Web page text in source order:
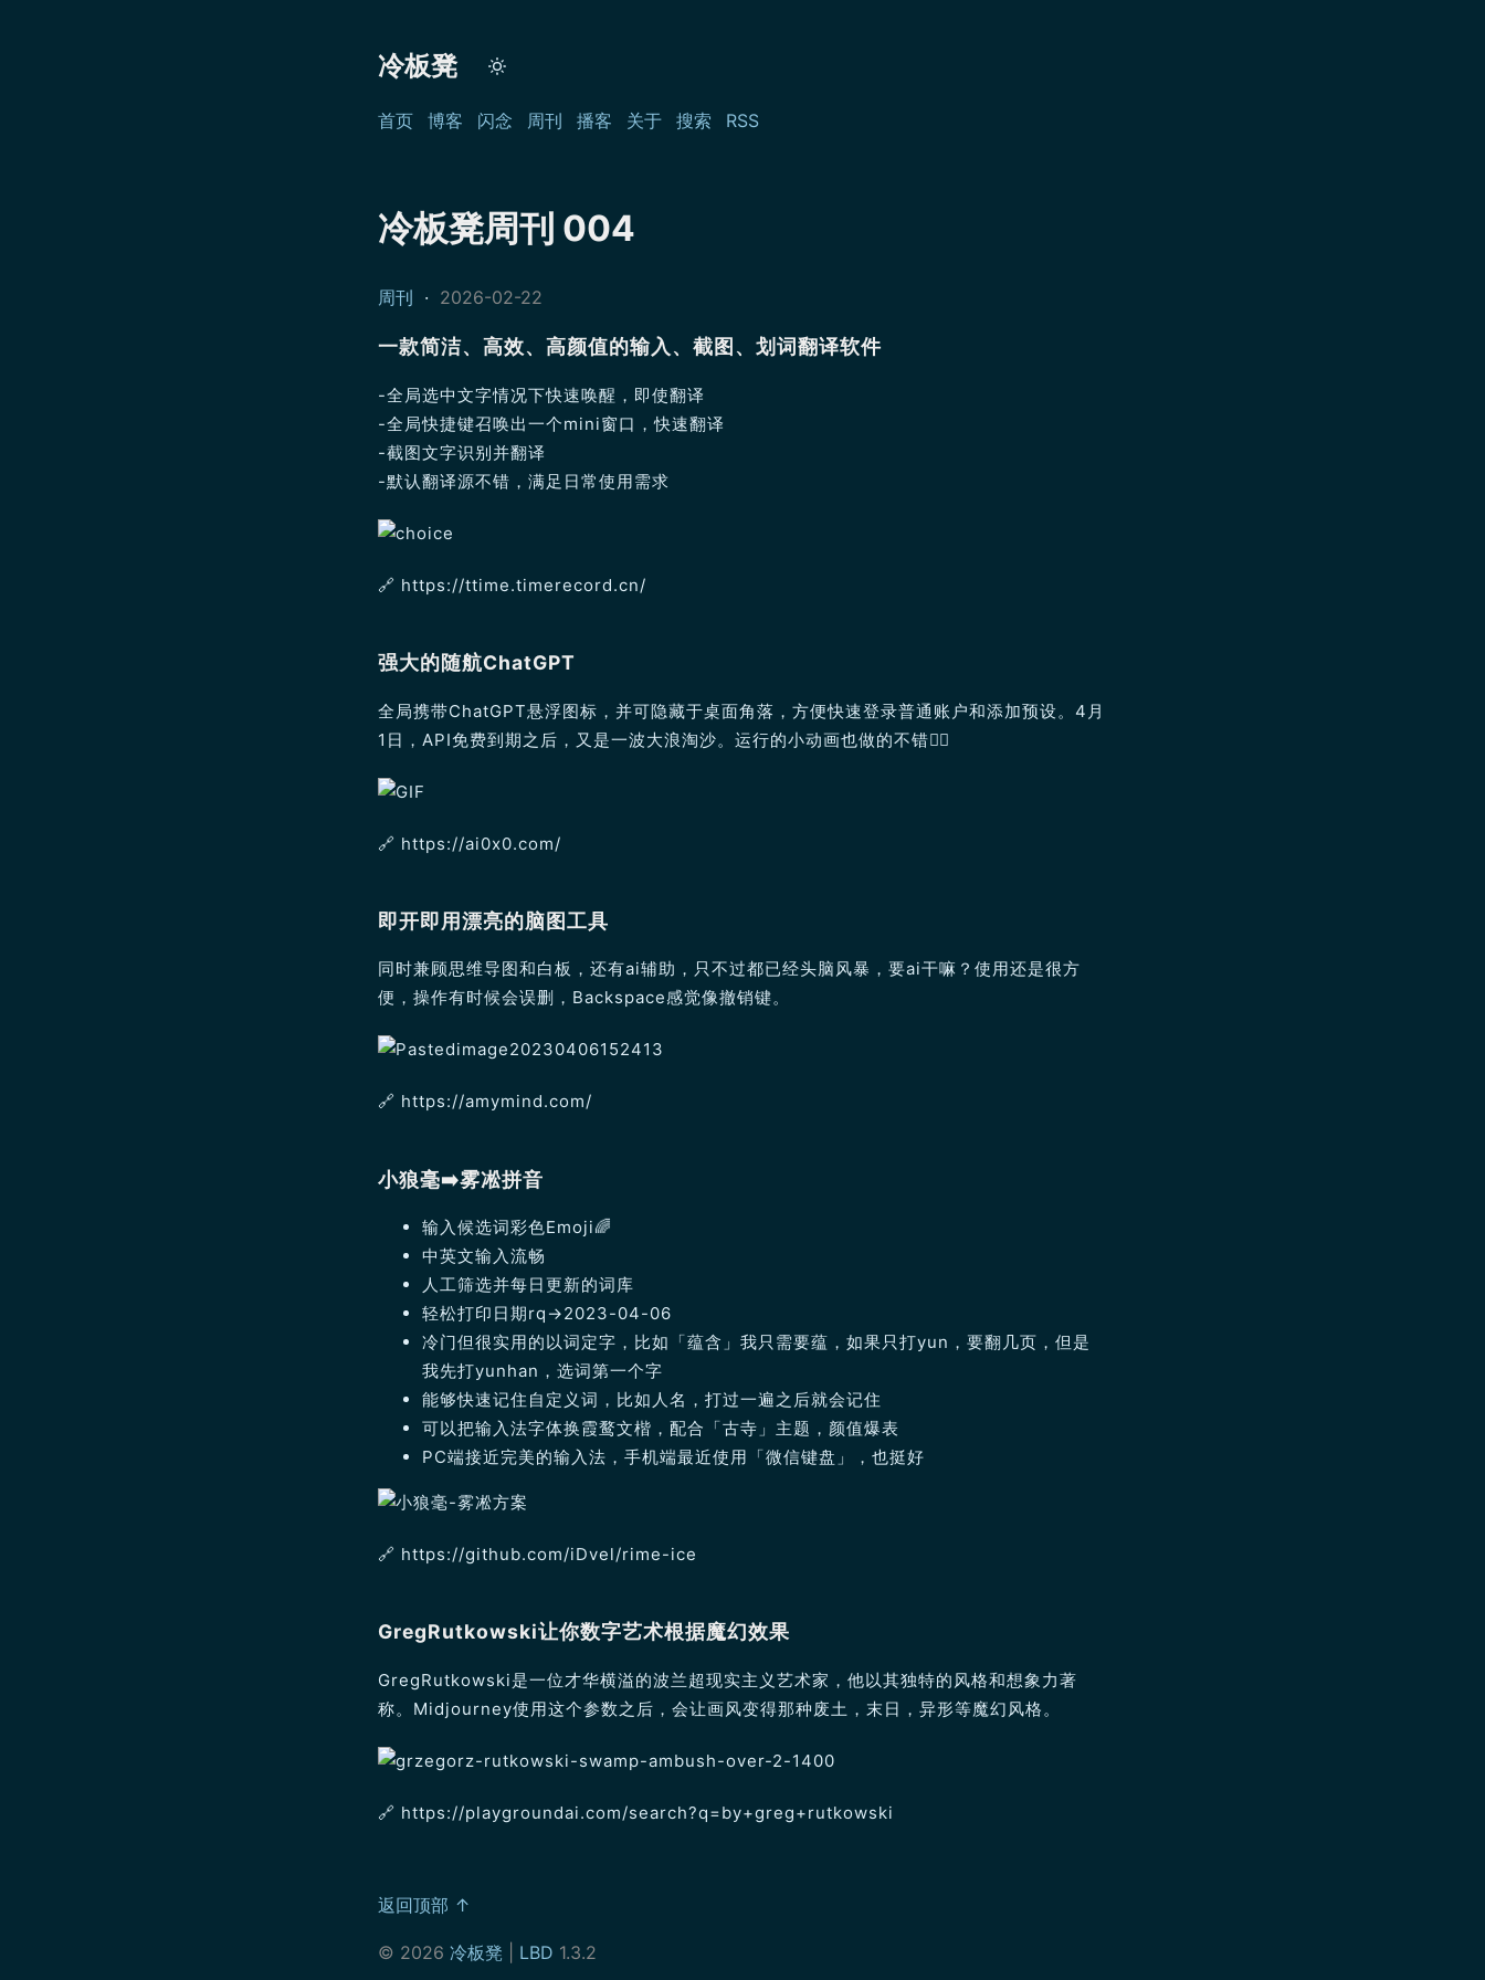
冷板凳
首页 博客 闪念 周刊 播客 关于 搜索 RSS
冷板凳周刊 004
周刊 · 2026-02-22
一款简洁、高效、高颜值的输入、截图、划词翻译软件
-全局选中文字情况下快速唤醒，即使翻译
-全局快捷键召唤出一个mini窗口，快速翻译
-截图文字识别并翻译
-默认翻译源不错，满足日常使用需求
🔗️ https://ttime.timerecord.cn/
强大的随航ChatGPT
全局携带ChatGPT悬浮图标，并可隐藏于桌面角落，方便快速登录普通账户和添加预设。4月
1日，API免费到期之后，又是一波大浪淘沙。运行的小动画也做的不错👍🏻
🔗️ https://ai0x0.com/
即开即用漂亮的脑图工具
同时兼顾思维导图和白板，还有ai辅助，只不过都已经头脑风暴，要ai干嘛？使用还是很方
便，操作有时候会误删，Backspace感觉像撤销键。
🔗️ https://amymind.com/
小狼毫➡️雾凇拼音
输入候选词彩色Emoji🌈
中英文输入流畅
人工筛选并每日更新的词库
轻松打印日期rq→2023-04-06
冷门但很实用的以词定字，比如「蕴含」我只需要蕴，如果只打yun，要翻几页，但是
我先打yunhan，选词第一个字
能够快速记住自定义词，比如人名，打过一遍之后就会记住
可以把输入法字体换霞鹜文楷，配合「古寺」主题，颜值爆表
PC端接近完美的输入法，手机端最近使用「微信键盘」，也挺好
🔗 https://github.com/iDvel/rime-ice
GregRutkowski让你数字艺术根据魔幻效果
GregRutkowski是一位才华横溢的波兰超现实主义艺术家，他以其独特的风格和想象力著
称。Midjourney使用这个参数之后，会让画风变得那种废土，末日，异形等魔幻风格。
🔗️ https://playgroundai.com/search?q=by+greg+rutkowski
返回顶部 ↑
© 2026 冷板凳 LBD 1.3.2